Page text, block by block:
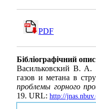
PDF
Бібліографічний
Васильковский В. А.
газов и метана в
проблемы горного
19. URL: http://